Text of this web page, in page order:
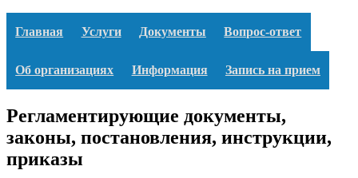
Главная Услуги Документы Вопрос-ответ
Об организациях Информация Запись на прием
Регламентирующие документы,
законы, постановления, инструкции,
приказы